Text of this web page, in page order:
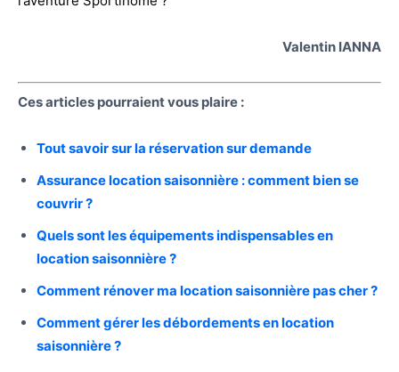
Valentin IANNA
Ces articles pourraient vous plaire :
Tout savoir sur la réservation sur demande
Assurance location saisonnière : comment bien se
couvrir ?
Quels sont les équipements indispensables en
location saisonnière ?
Comment rénover ma location saisonnière pas cher ?
Comment gérer les débordements en location
saisonnière ?